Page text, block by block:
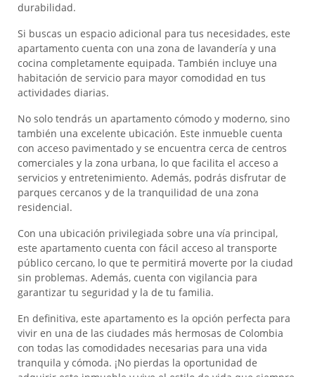
durabilidad.
Si buscas un espacio adicional para tus necesidades, este
apartamento cuenta con una zona de lavandería y una
cocina completamente equipada. También incluye una
habitación de servicio para mayor comodidad en tus
actividades diarias.
No solo tendrás un apartamento cómodo y moderno, sino
también una excelente ubicación. Este inmueble cuenta
con acceso pavimentado y se encuentra cerca de centros
comerciales y la zona urbana, lo que facilita el acceso a
servicios y entretenimiento. Además, podrás disfrutar de
parques cercanos y de la tranquilidad de una zona
residencial.
Con una ubicación privilegiada sobre una vía principal,
este apartamento cuenta con fácil acceso al transporte
público cercano, lo que te permitirá moverte por la ciudad
sin problemas. Además, cuenta con vigilancia para
garantizar tu seguridad y la de tu familia.
En definitiva, este apartamento es la opción perfecta para
vivir en una de las ciudades más hermosas de Colombia
con todas las comodidades necesarias para una vida
tranquila y cómoda. ¡No pierdas la oportunidad de